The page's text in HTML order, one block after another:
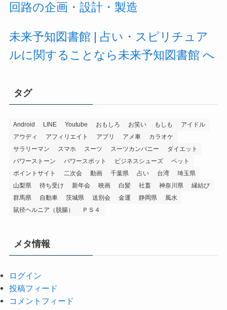
回路の企画・設計・製造
未来予知図書館 | 占い・スピリチュア
ルに関することなら未来予知図書館 へ
タグ
Android LINE Youtube おもしろ お笑い もしも
アイドル
アウディ
アフィリエイト アプリ アメ車
カラオケ
サラリーマン
スマホ スーツ スーツカンパニー
ダイエット
パワーストーン
パワースポット ビジネスシューズ
ペット
ポイントサイト
二次会 動画 千葉県 占い 台湾
埼玉県
山梨県
待ち受け 新年会 映画 白髪 社畜 神奈川県
縁結び
群馬県
自動車 茨城県 送別会 金運 静岡県
風水
鼠径ヘルニア（脱腸）
ＰＳ４
メタ情報
ログイン
投稿フィード
コメントフィード